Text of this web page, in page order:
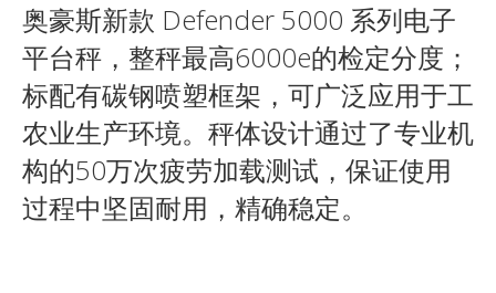
奥豪斯新款 Defender 5000 系列电子
平台秤，整秤最高6000e的检定分度；
标配有碳钢喷塑框架，可广泛应用于工
农业生产环境。秤体设计通过了专业机
构的50万次疲劳加载测试，保证使用
过程中坚固耐用，精确稳定。